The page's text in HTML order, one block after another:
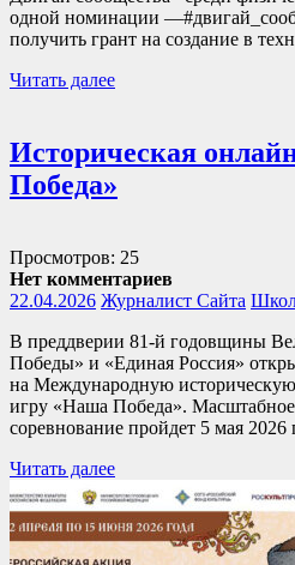
одной номинации
получить грант на создание в
Читать далее
Историческая
Победа»
Просмотров: 25
Нет комментариев
22.04.2026 Журналист Сайта
В преддверии 81-й годовщины
Победы» и «Единая Россия»
на Международную
игру «Наша Победа». Масштабное
соревнование пройдет 5 мая 2026
Читать далее